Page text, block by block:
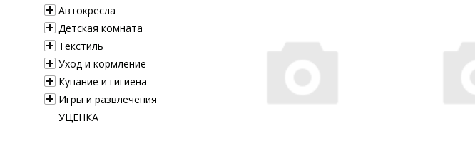
Автокресла
Детская комната
Текстиль
Уход и кормление
Купание и гигиена
Игры и развлечения
УЦЕНКА